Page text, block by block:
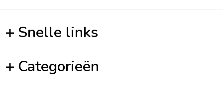
Snelle links
Categorieën